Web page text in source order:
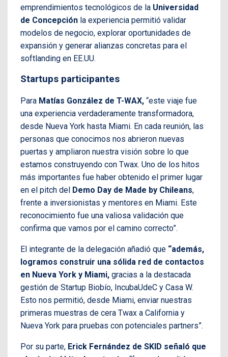
emprendimientos tecnológicos de la Universidad
de Concepción la experiencia permitió validar
modelos de negocio, explorar oportunidades de
expansión y generar alianzas concretas para el
softlanding en EE.UU.
Startups participantes
Para Matías González de T-WAX, “este viaje fue
una experiencia verdaderamente transformadora,
desde Nueva York hasta Miami. En cada reunión, las
personas que conocimos nos abrieron nuevas
puertas y ampliaron nuestra visión sobre lo que
estamos construyendo con Twax. Uno de los hitos
más importantes fue haber obtenido el primer lugar
en el pitch del Demo Day de Made by Chileans,
frente a inversionistas y mentores en Miami. Este
reconocimiento fue una valiosa validación que
confirma que vamos por el camino correcto”.
El integrante de la delegación añadió que “además,
logramos construir una sólida red de contactos
en Nueva York y Miami, gracias a la destacada
gestión de Startup Biobío, IncubaUdeC y Casa W.
Esto nos permitió, desde Miami, enviar nuestras
primeras muestras de cera Twax a California y
Nueva York para pruebas con potenciales partners”.
Por su parte, Erick Fernández de SKID señaló que